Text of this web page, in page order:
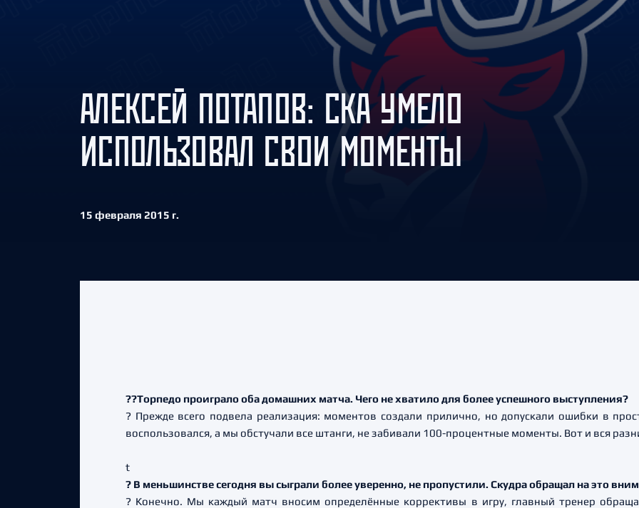
Амур
Барыс
Салават Юлаев
Сибирь
АЛЕКСЕЙ ПОТАПОВ: СКА УМЕЛО
ИСПОЛЬЗОВАЛ СВОИ МОМЕНТЫ
15 февраля 2015 г.
??Торпедо проиграло оба домашних матча. Чего не хватило для более успешного выступления?
? Прежде всего подвела реализация: моментов создали прилично, но допускали ошибки в
воспользовался, а мы обстучали все штанги, не забивали 100-процентные моменты. Вот и вся
t
? В меньшинстве сегодня вы сыграли более уверенно, не пропустили. Скудра обращал на это
? Конечно. Мы каждый матч вносим определённые коррективы в игру, главный тренер